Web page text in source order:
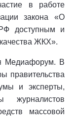
в работе
закона «О
доступным и
ЖКХ».
Медиафорум. В
правительства
и эксперты,
журналистов
массовой